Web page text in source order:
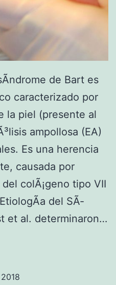
de Bart es
caracterizado por
la piel (presente al
ampollosa (EA)
Es una herencia
causada por
colÃ¡geno tipo VII
del SÃ­
et al. determinaron…